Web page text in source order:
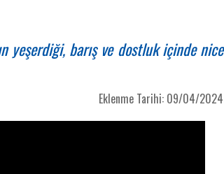
yeşerdiği, barış ve dostluk içinde nice
Eklenme Tarihi: 09/04/2024